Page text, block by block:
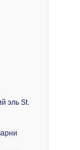
эль St.